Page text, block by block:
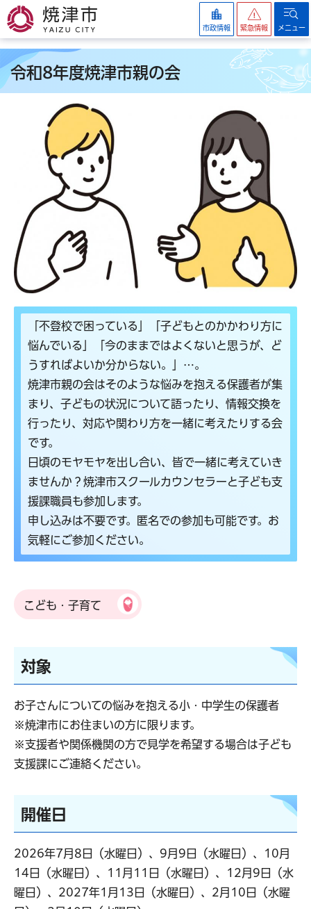
焼津市
市政情報 緊急情報 メニュー
令和8年度焼津市親の会
「不登校で困っている」「子どもとのかかわり方に
悩んでいる」「今のままではよくないと思うが、ど
うすればよいか分からない。」…。
焼津市親の会はそのような悩みを抱える保護者が集
まり、子どもの状況について語ったり、情報交換を
行ったり、対応や関わり方を一緒に考えたりする会
です。
日頃のモヤモヤを出し合い、皆で一緒に考えていき
ませんか？焼津市スクールカウンセラーと子ども支
援課職員も参加します。
申し込みは不要です。匿名での参加も可能です。お
気軽にご参加ください。
こども・子育て
対象
お子さんについての悩みを抱える小・中学生の保護者
※焼津市にお住まいの方に限ります。
※支援者や関係機関の方で見学を希望する場合は子ども
支援課にご連絡ください。
開催日
2026年7月8日（水曜日）、9月9日（水曜日）、10月
14日（水曜日）、11月11日（水曜日）、12月9日（水
曜日）、2027年1月13日（水曜日）、2月10日（水曜